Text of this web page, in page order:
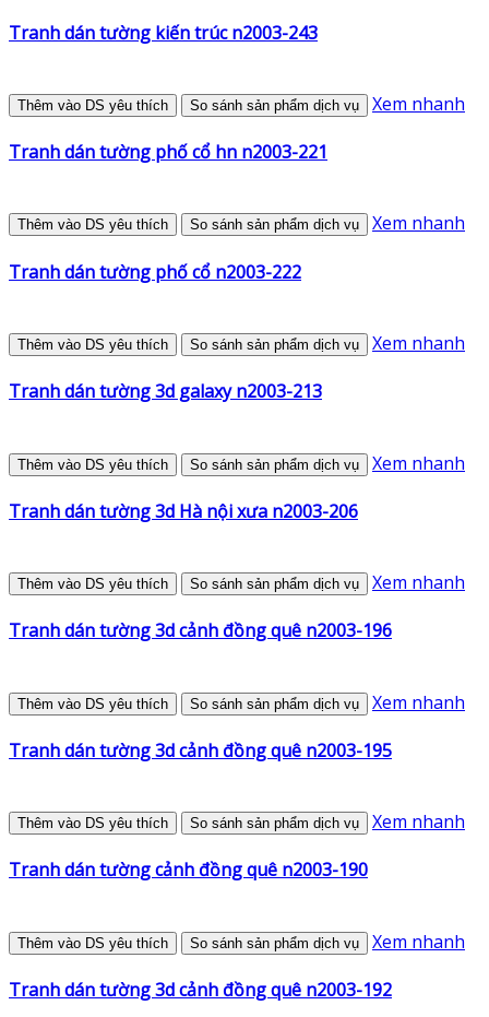
Tranh dán tường kiến trúc n2003-243
Thêm vào DS yêu thích So sánh sản phẩm dịch vụ Xem nhanh
Tranh dán tường phố cổ hn n2003-221
Thêm vào DS yêu thích So sánh sản phẩm dịch vụ Xem nhanh
Tranh dán tường phố cổ n2003-222
Thêm vào DS yêu thích So sánh sản phẩm dịch vụ Xem nhanh
Tranh dán tường 3d galaxy n2003-213
Thêm vào DS yêu thích So sánh sản phẩm dịch vụ Xem nhanh
Tranh dán tường 3d Hà nội xưa n2003-206
Thêm vào DS yêu thích So sánh sản phẩm dịch vụ Xem nhanh
Tranh dán tường 3d cảnh đồng quê n2003-196
Thêm vào DS yêu thích So sánh sản phẩm dịch vụ Xem nhanh
Tranh dán tường 3d cảnh đồng quê n2003-195
Thêm vào DS yêu thích So sánh sản phẩm dịch vụ Xem nhanh
Tranh dán tường cảnh đồng quê n2003-190
Thêm vào DS yêu thích So sánh sản phẩm dịch vụ Xem nhanh
Tranh dán tường 3d cảnh đồng quê n2003-192